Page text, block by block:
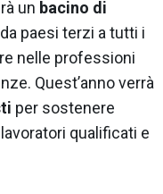
un bacino di
da paesi terzi a tutti i
nelle professioni
Quest’anno verrà
per sostenere
qualificati e